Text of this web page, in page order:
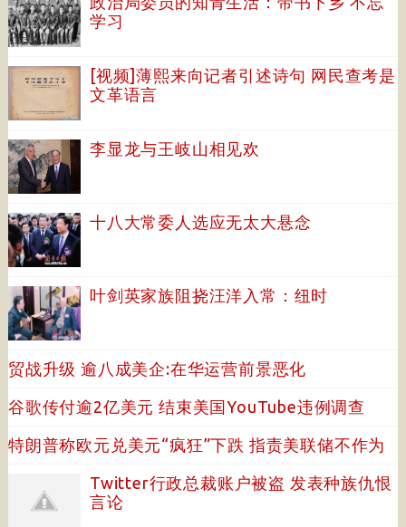
学习
[视频]薄熙来向记者引述诗句 网民查考是
文革语言
李显龙与王岐山相见欢
十八大常委人选应无太大悬念
叶剑英家族阻挠汪洋入常：纽时
贸战升级 逾八成美企:在华运营前景恶化
谷歌传付逾2亿美元 结束美国YouTube违例调查
特朗普称欧元兑美元“疯狂”下跌 指责美联储不作为
Twitter行政总裁账户被盗 发表种族仇恨
言论